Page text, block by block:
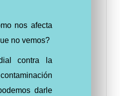
nos afecta
no vemos?
contra la
darle